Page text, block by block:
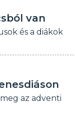
van
és a diákok
az adventi